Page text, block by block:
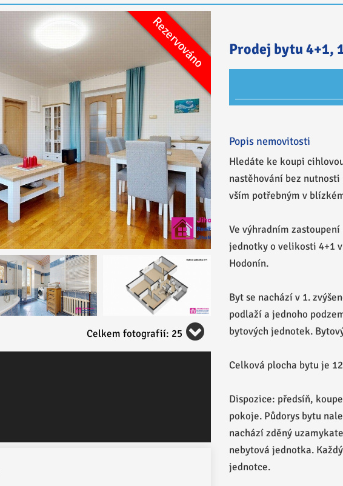
Prodej
Rezervováno
Celkem fotografií: 25
Prodej bytu 4+1,
Popis nemovitosti
Hledáte ke koupi
nastěhování bez
vším potřebným v
Ve výhradním
jednotky o velikosti 4+1
Hodonín.
Byt se nachází v 1.
podlaží a jednoho
bytových jednotek.
Celková plocha bytu je
Dispozice: předsíň,
pokoje. Půdorys bytu
nachází zděný
nebytová jednotka.
jednotce.